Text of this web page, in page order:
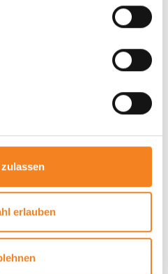
erlauben
Energieersparnis
Reverse Charge (deutsch)
PDF-Rechnungsversand